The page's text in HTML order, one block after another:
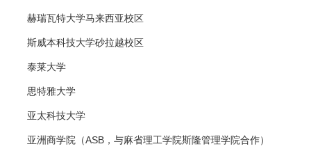
赫瑞瓦特大学马来西亚校区
斯威本科技大学砂拉越校区
泰莱大学
思特雅大学
亚太科技大学
亚洲商学院（ASB，与麻省理工学院斯隆管理学院合作）